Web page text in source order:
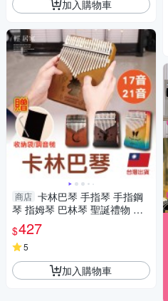
加入購物車
商店 卡林巴琴 手指琴 手指鋼
琴 指姆琴 巴林琴 聖誕禮物 交
換禮物-輕居家-C
$427
5
加入購物車